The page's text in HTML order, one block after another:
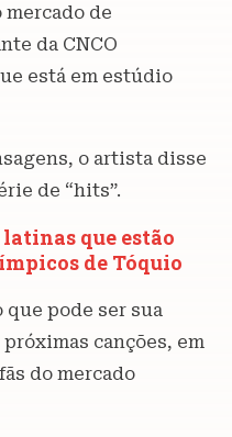
de
da CNCO
está em estúdio
o artista disse
de “hits”.
que estão
de Tóquio
pode ser sua
canções, em
do mercado